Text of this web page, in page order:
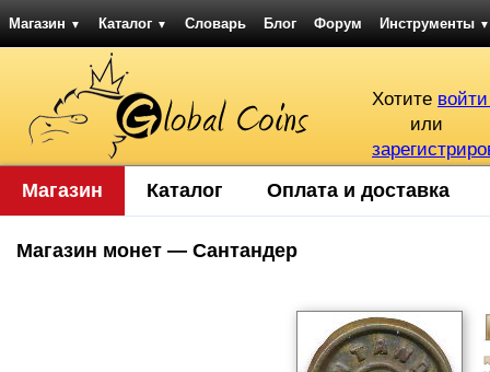
Магазин ▼ Каталог ▼ Словарь Блог Форум Инструменты ▼
Хотите
или
Магазин Каталог Оплата и доставка
Магазин монет — Сантандер